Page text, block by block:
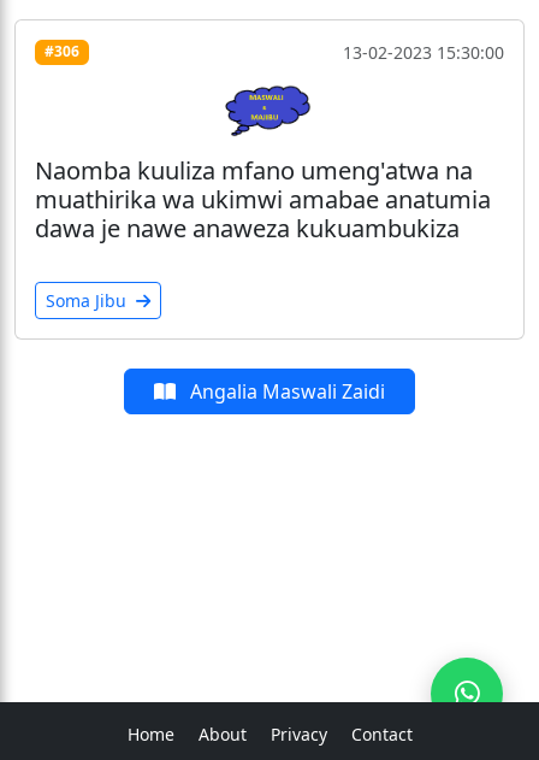
#306 13-02-2023 15:30:00
Naomba kuuliza mfano umeng'atwa na
muathirika wa ukimwi amabae anatumia
dawa je nawe anaweza kukuambukiza
Soma Jibu
Angalia Maswali Zaidi
Home About Privacy Contact